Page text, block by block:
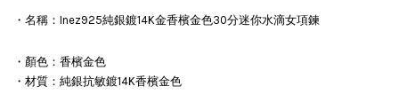
・名稱：Inez925純銀鍍14K金香檳金色30分迷你水滴女項鍊
・顏色：香檳金色
・材質：純銀抗敏鍍14K香檳金色